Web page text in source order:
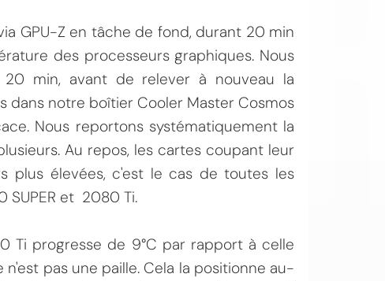
GPU-Z en tâche de fond, durant 20 min
des processeurs graphiques. Nous
min, avant de relever à nouveau la
dans notre boîtier Cooler Master Cosmos
Nous reportons systématiquement la
Au repos, les cartes coupant leur
plus élevées, c'est le cas de toutes les
SUPER et 2080 Ti.
Ti progresse de 9°C par rapport à celle
pas une paille. Cela la positionne au-